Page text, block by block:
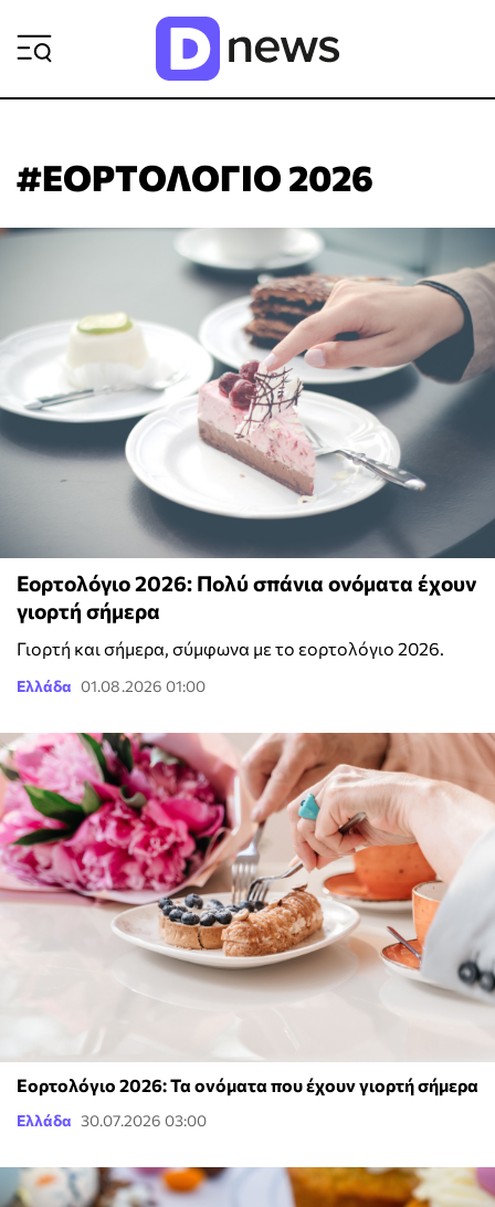
#ΕΟΡΤΟΛΟΓΙΟ 2026
Εορτολόγιο 2026: Πολύ σπάνια ονόματα έχουν
γιορτή σήμερα
Γιορτή και σήμερα, σύμφωνα με το εορτολόγιο 2026.
Ελλάδα 01.08.2026 01:00
Εορτολόγιο 2026: Τα ονόματα που έχουν γιορτή σήμερα
Ελλάδα 30.07.2026 03:00